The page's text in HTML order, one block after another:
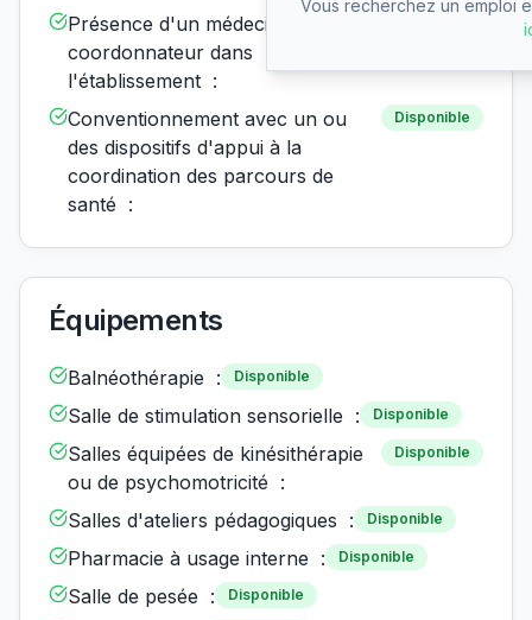
Présence d'un médecin
coordonnateur dans
l'établissement :
Conventionnement avec un ou
des dispositifs d'appui à la
coordination des parcours de
santé :
Disponible
Équipements
Balnéothérapie : Disponible
Salle de stimulation sensorielle : Disponible
Salles équipées de kinésithérapie
ou de psychomotricité :
Disponible
Salles d'ateliers pédagogiques : Disponible
Pharmacie à usage interne : Disponible
Salle de pesée : Disponible
Vous recherchez un emploi